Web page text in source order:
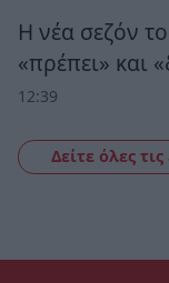
Η νέα σεζόν
«πρέπει» και
12:39
Δείτε όλες τις